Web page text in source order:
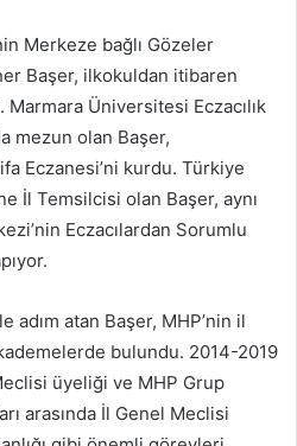
Merkeze bağlı Gözeler
Başer, ilkokuldan itibaren
Marmara Üniversitesi Eczacılık
mezun olan Başer,
Eczanesi’ni kurdu. Türkiye
İl Temsilcisi olan Başer, aynı
Eczacılardan Sorumlu
adım atan Başer, MHP’nin il
bulundu. 2014-2019
üyeliği ve MHP Grup
arasında İl Genel Meclisi